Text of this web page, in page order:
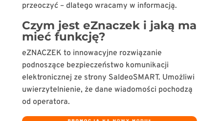
przeoczyć – dlatego wracamy w informacją.
Czym jest eZnaczek i jaką ma
mieć funkcję?
eZNACZEK to innowacyjne rozwiązanie
podnoszące bezpieczeństwo komunikacji
elektronicznej ze strony SaldeoSMART. Umożliwi
uwierzytelnienie, że dane wiadomości pochodzą
od operatora.